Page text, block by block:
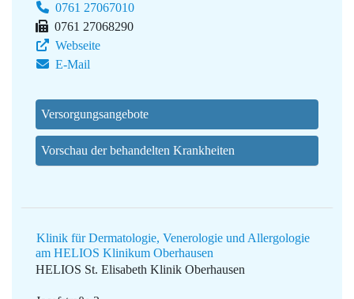
0761 27067010
0761 27068290
Webseite
E-Mail
Versorgungsangebote
Vorschau der behandelten Krankheiten
Klinik für Dermatologie, Venerologie und Allergologie
am HELIOS Klinikum Oberhausen
HELIOS St. Elisabeth Klinik Oberhausen